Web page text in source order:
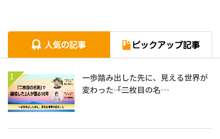
1
一歩踏み出した先に、見える世界が
変わった――「二枚目の名…